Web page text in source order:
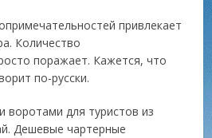
привлекает
Количество
поражает. Кажется, что
по-русски.
для туристов из
Дешевые чартерные